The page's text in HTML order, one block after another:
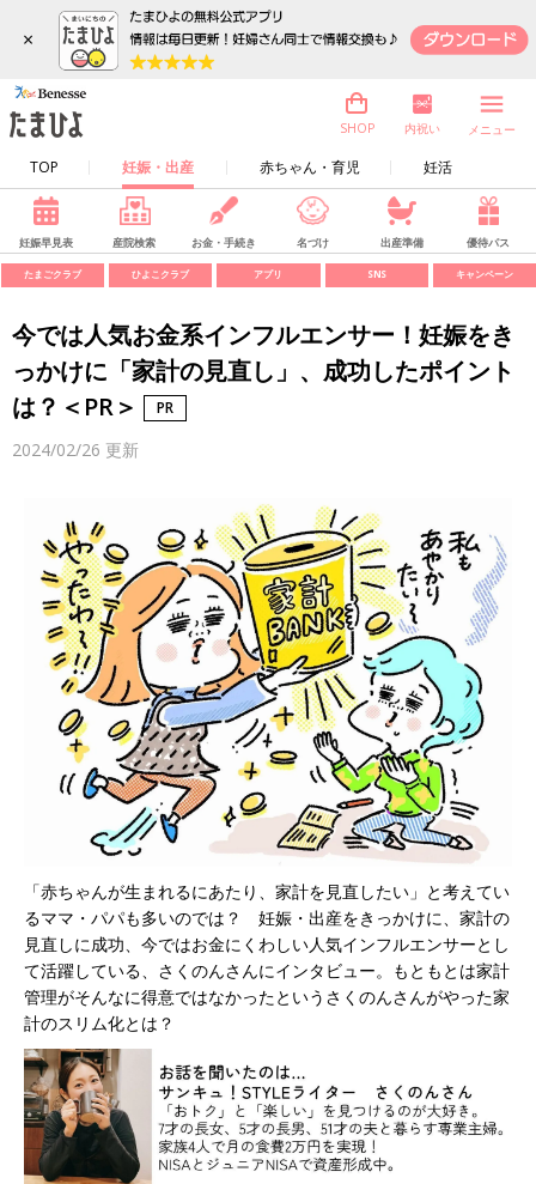
×
TOP 妊娠・出産 赤ちゃん・育児 妊活
SHOP 内祝い メニュー
妊娠早見表 産院検索 お金・手続き 名づけ 出産準備 優待パス
たまごクラブ ひよこクラブ アプリ SNS キャンペーン
今では人気お金系インフルエンサー！妊娠をき
っかけに「家計の見直し」、成功したポイント
は？＜PR＞
2024/02/26 更新
「赤ちゃんが生まれるにあたり、家計を見直したい」と考えてい
るママ・パパも多いのでは？ 妊娠・出産をきっかけに、家計の
見直しに成功、今ではお金にくわしい人気インフルエンサーとし
て活躍している、さくのんさんにインタビュー。もともとは家計
管理がそんなに得意ではなかったというさくのんさんがやった家
計のスリム化とは？